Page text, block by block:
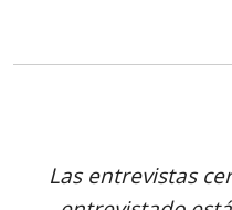
Las entrevistas